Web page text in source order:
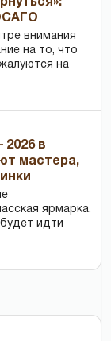
внимания
на то, что
на
2026 в
мастера,
ярмарка.
идти